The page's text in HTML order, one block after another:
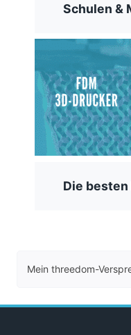
Schulen &
Die
Mein threedom-